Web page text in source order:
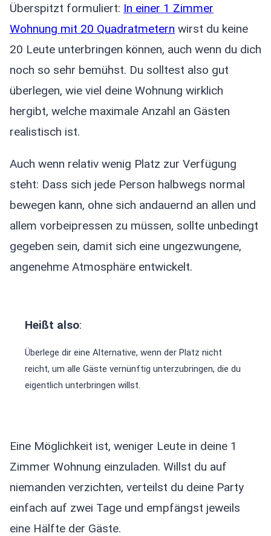
Überspitzt formuliert: In einer 1 Zimmer
Wohnung mit 20 Quadratmetern wirst du keine
20 Leute unterbringen können, auch wenn du dich
noch so sehr bemühst. Du solltest also gut
überlegen, wie viel deine Wohnung wirklich
hergibt, welche maximale Anzahl an Gästen
realistisch ist.
Auch wenn relativ wenig Platz zur Verfügung
steht: Dass sich jede Person halbwegs normal
bewegen kann, ohne sich andauernd an allen und
allem vorbeipressen zu müssen, sollte unbedingt
gegeben sein, damit sich eine ungezwungene,
angenehme Atmosphäre entwickelt.
Heißt also:
Überlege dir eine Alternative, wenn der Platz nicht
reicht, um alle Gäste vernünftig unterzubringen, die du
eigentlich unterbringen willst.
Eine Möglichkeit ist, weniger Leute in deine 1
Zimmer Wohnung einzuladen. Willst du auf
niemanden verzichten, verteilst du deine Party
einfach auf zwei Tage und empfängst jeweils
eine Hälfte der Gäste.